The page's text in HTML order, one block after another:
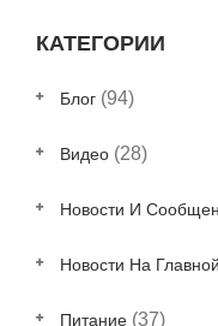
КАТЕГОРИИ
Блог (94)
Видео (28)
Новости И
Новости На Главной
Питание (37)